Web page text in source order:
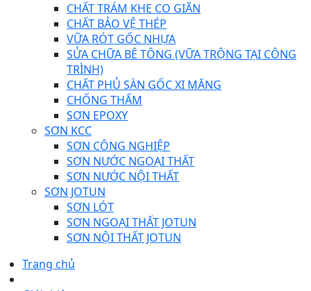
CHẤT TRÁM KHE CO GIÃN
CHẤT BẢO VỆ THÉP
VỮA RÓT GỐC NHỰA
SỬA CHỮA BÊ TÔNG (VỮA TRỘNG TẠI CÔNG
TRÌNH)
CHẤT PHỦ SÀN GỐC XI MĂNG
CHỐNG THẤM
SƠN EPOXY
SƠN KCC
SƠN CÔNG NGHIỆP
SƠN NƯỚC NGOẠI THẤT
SƠN NƯỚC NỘI THẤT
SƠN JOTUN
SƠN LÓT
SƠN NGOẠI THẤT JOTUN
SƠN NỘI THẤT JOTUN
Trang chủ